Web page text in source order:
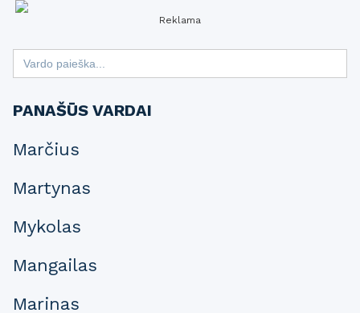
Reklama
Search
for:
PANAŠŪS VARDAI
Marčius
Martynas
Mykolas
Mangailas
Marinas